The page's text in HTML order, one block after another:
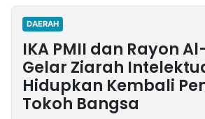
Nasional
International
Olahraga
Entertainment
Daerah
Pariwisata
Kuliner
Kolom
Network
DAERAH
IKA PMII dan Rayon
Gelar Ziarah
Hidupkan Kembali
Tokoh Bangsa